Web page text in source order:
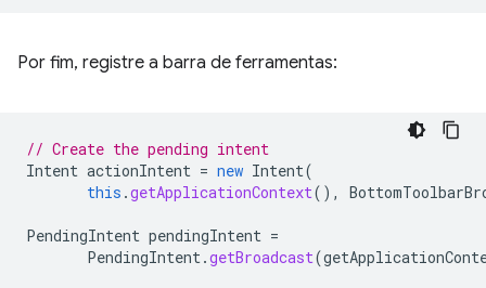
Por fim, registre a barra de ferramentas:
// Create the pending intent
Intent actionIntent = new Intent(
this .getApplicationContext(),
PendingIntent pendingIntent =
PendingIntent .getBroadcast(